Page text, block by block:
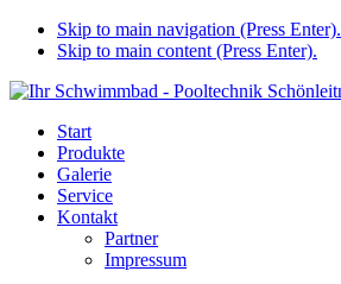
Skip to main navigation (Press Enter).
Skip to main content (Press Enter).
Start
Produkte
Galerie
Service
Kontakt
Partner
Impressum